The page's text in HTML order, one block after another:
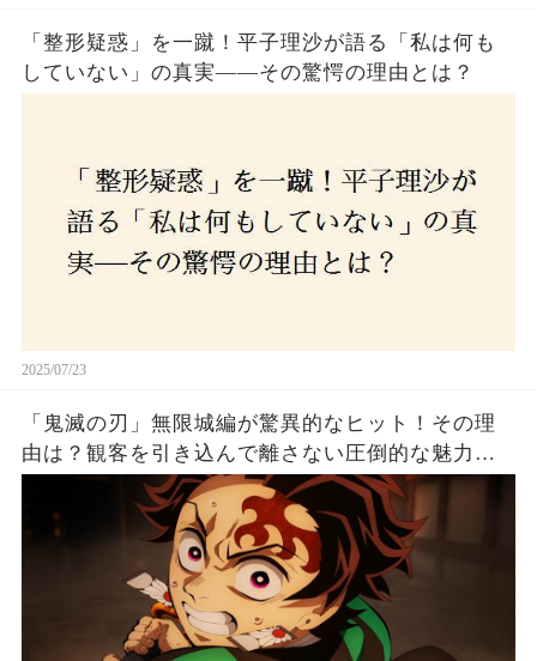
「整形疑惑」を一蹴！平子理沙が語る「私は何も
していない」の真実——その驚愕の理由とは？
2025/07/23
「鬼滅の刃」無限城編が驚異的なヒット！その理
由は？観客を引き込んで離さない圧倒的な魅力と